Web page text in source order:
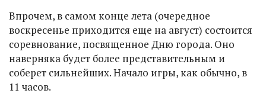
Впрочем, в самом конце лета (очередное
воскресенье приходится еще на август) состоится
соревнование, посвященное Дню города. Оно
наверняка будет более представительным и
соберет сильнейших. Начало игры, как обычно, в
11 часов.